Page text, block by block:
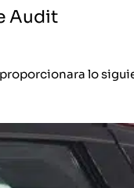
Audit
proporcionara lo